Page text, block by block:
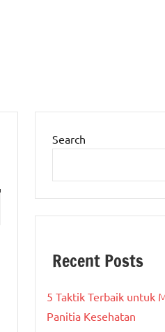
Search
Recent Posts
5 Taktik Terbaik untuk
Panitia Kesehatan